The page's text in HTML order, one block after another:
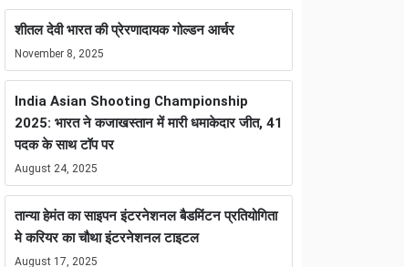
शीतल देवी भारत की प्रेरणादायक गोल्डन आर्चर
November 8, 2025
India Asian Shooting Championship
2025: भारत ने कजाखस्तान में मारी धमाकेदार जीत, 41
पदक के साथ टॉप पर
August 24, 2025
तान्या हेमंत का साइपन इंटरनेशनल बैडमिंटन प्रतियोगिता
मे करियर का चौथा इंटरनेशनल टाइटल
August 17, 2025